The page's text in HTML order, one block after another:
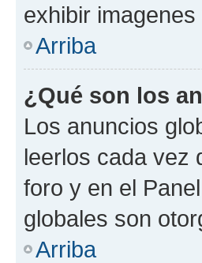
exhibir
Arriba
¿Qué son los
Los anuncios
leerlos cada vez
foro y en el
globales son
Arriba